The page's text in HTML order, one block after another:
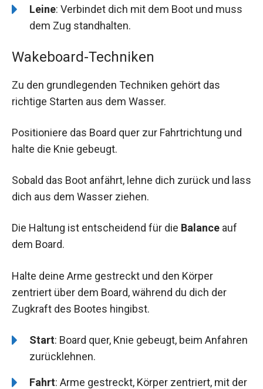
Leine: Verbindet dich mit dem Boot und muss
dem Zug standhalten.
Wakeboard-Techniken
Zu den grundlegenden Techniken gehört das
richtige Starten aus dem Wasser.
Positioniere das Board quer zur Fahrtrichtung und
halte die Knie gebeugt.
Sobald das Boot anfährt, lehne dich zurück und lass
dich aus dem Wasser ziehen.
Die Haltung ist entscheidend für die Balance auf
dem Board.
Halte deine Arme gestreckt und den Körper
zentriert über dem Board, während du dich der
Zugkraft des Bootes hingibst.
Start: Board quer, Knie gebeugt, beim Anfahren
zurücklehnen.
Fahrt: Arme gestreckt, Körper zentriert, mit der